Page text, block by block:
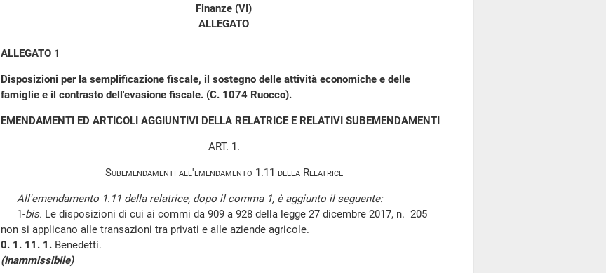
Finanze (VI)
ALLEGATO
ALLEGATO 1
Disposizioni per la semplificazione fiscale, il sostegno delle attività economiche e delle
famiglie e il contrasto dell'evasione fiscale. (C. 1074 Ruocco).
EMENDAMENTI ED ARTICOLI AGGIUNTIVI DELLA RELATRICE E RELATIVI SUBEMENDAMENTI
ART. 1.
Subemendamenti all'emendamento 1.11 della Relatrice
All'emendamento 1.11 della relatrice, dopo il comma 1, è aggiunto il seguente:
1-bis. Le disposizioni di cui ai commi da 909 a 928 della legge 27 dicembre 2017, n. 205
non si applicano alle transazioni tra privati e alle aziende agricole.
0. 1. 11. 1. Benedetti.
(Inammissibile)